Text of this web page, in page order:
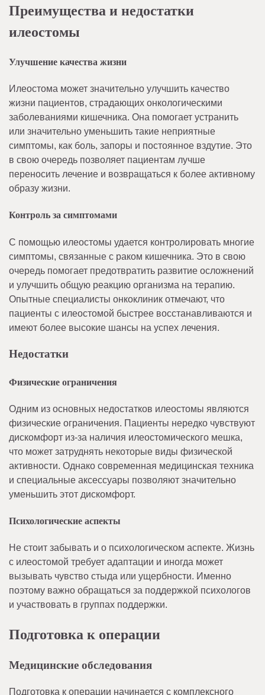
Преимущества и недостатки
илеостомы
Улучшение качества жизни
Илеостома может значительно улучшить качество
жизни пациентов, страдающих онкологическими
заболеваниями кишечника. Она помогает устранить
или значительно уменьшить такие неприятные
симптомы, как боль, запоры и постоянное вздутие. Это
в свою очередь позволяет пациентам лучше
переносить лечение и возвращаться к более активному
образу жизни.
Контроль за симптомами
С помощью илеостомы удается контролировать многие
симптомы, связанные с раком кишечника. Это в свою
очередь помогает предотвратить развитие осложнений
и улучшить общую реакцию организма на терапию.
Опытные специалисты онкоклиник отмечают, что
пациенты с илеостомой быстрее восстанавливаются и
имеют более высокие шансы на успех лечения.
Недостатки
Физические ограничения
Одним из основных недостатков илеостомы являются
физические ограничения. Пациенты нередко чувствуют
дискомфорт из-за наличия илеостомического мешка,
что может затруднять некоторые виды физической
активности. Однако современная медицинская техника
и специальные аксессуары позволяют значительно
уменьшить этот дискомфорт.
Психологические аспекты
Не стоит забывать и о психологическом аспекте. Жизнь
с илеостомой требует адаптации и иногда может
вызывать чувство стыда или ущербности. Именно
поэтому важно обращаться за поддержкой психологов
и участвовать в группах поддержки.
Подготовка к операции
Медицинские обследования
Подготовка к операции начинается с комплексного